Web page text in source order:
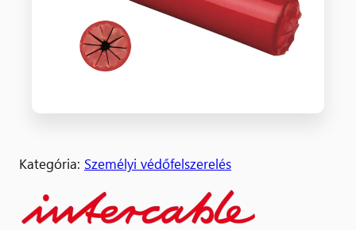
Kategória: Személyi védőfelszerelés